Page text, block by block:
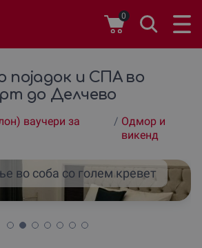
0
појадок и СПА во
до Делчево
ваучери за
/ Одмор и
викенд
во соба со голем кревет